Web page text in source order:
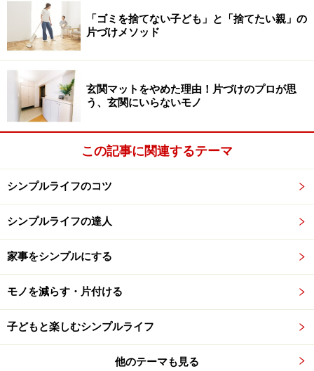
され、学校に通うことができずにいます。アル・カイー
ルアカデミーに通うことで、子供たちは、文字の読み書
きや計算、理科や職業教育（日本のＮＧＯ「
す。その活動を支えているのが、寄付によってＪＦＳＡ
に集まる古着なのです。
古着を支援に変えるしくみ
古着を募るのは、アカデミーに通う子供たちが着るため
を運営するため。寄付された古着のうち、パキスタン国
内で市場価値のあるものは海路輸出され、販売されま
す。その他の古着も日本で販売されて、国内での活動を
支えています。
「ゴミを捨てない子ども」と「捨てたい親」の
片づけメソッド
玄関マットをやめた理由！片づけのプロが思
う、玄関にいらないモノ
この記事に関連するテーマ
シンプルライフのコツ
シンプルライフの達人
家事をシンプルにする
モノを減らす・片付ける
子どもと楽しむシンプルライフ
他のテーマも見る